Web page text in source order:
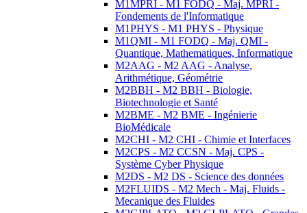
M1MPRI - M1 FODQ - Maj. MPRI -
Fondements de l'Informatique
M1PHYS - M1 PHYS - Physique
M1QMI - M1 FODQ - Maj. QMI -
Quantique, Mathematiques, Informatique
M2AAG - M2 AAG - Analyse,
Arithmétique, Géométrie
M2BBH - M2 BBH - Biologie,
Biotechnologie et Santé
M2BME - M2 BME - Ingénierie
BioMédicale
M2CHI - M2 CHI - Chimie et Interfaces
M2CPS - M2 CCSN - Maj. CPS -
Système Cyber Physique
M2DS - M2 DS - Science des données
M2FLUIDS - M2 Mech - Maj. Fluids -
Mecanique des Fluides